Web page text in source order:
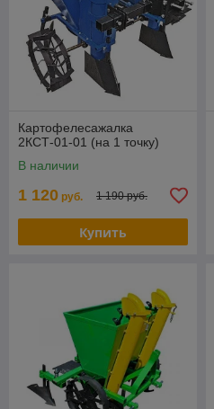
Картофелесажалка
2КСТ-01-01 (на 1 точку)
В наличии
1 120 руб. 1 190 руб.
Купить